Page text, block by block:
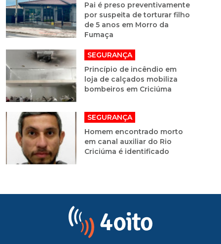
Pai é preso preventivamente
por suspeita de torturar filho
de 5 anos em Morro da
Fumaça
SEGURANÇA
Princípio de incêndio em
loja de calçados mobiliza
bombeiros em Criciúma
SEGURANÇA
Homem encontrado morto
em canal auxiliar do Rio
Criciúma é identificado